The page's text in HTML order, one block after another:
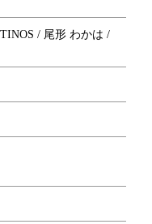
/ 尾形 わかは /